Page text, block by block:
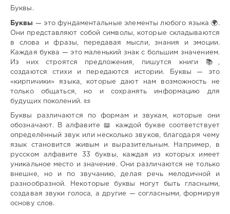
Буквы.
Буквы — это фундаментальные элементы любого языка 🌍.
Они представляют собой символы, которые складываются
в слова и фразы, передавая мысли, знания и эмоции.
Каждая буква — это маленький знак с большим значением.
Из них строятся предложения, пишутся книги 📚,
создаются стихи и передаются истории. Буквы — это
«кирпичики» языка, которые дают нам возможность не
только общаться, но и сохранять информацию для
будущих поколений. 📜
Буквы различаются по формам и звукам, которые они
обозначают. В алфавите 📖 каждой букве соответствует
определённый звук или несколько звуков, благодаря чему
язык становится живым и выразительным. Например, в
русском алфавите 33 буквы, каждая из которых имеет
уникальное место и значение. Они различаются не только
внешне, но и по звучанию, делая речь мелодичной и
разнообразной. Некоторые буквы могут быть гласными,
создавая звуки голоса, а другие — согласными, формируя
основу слов.